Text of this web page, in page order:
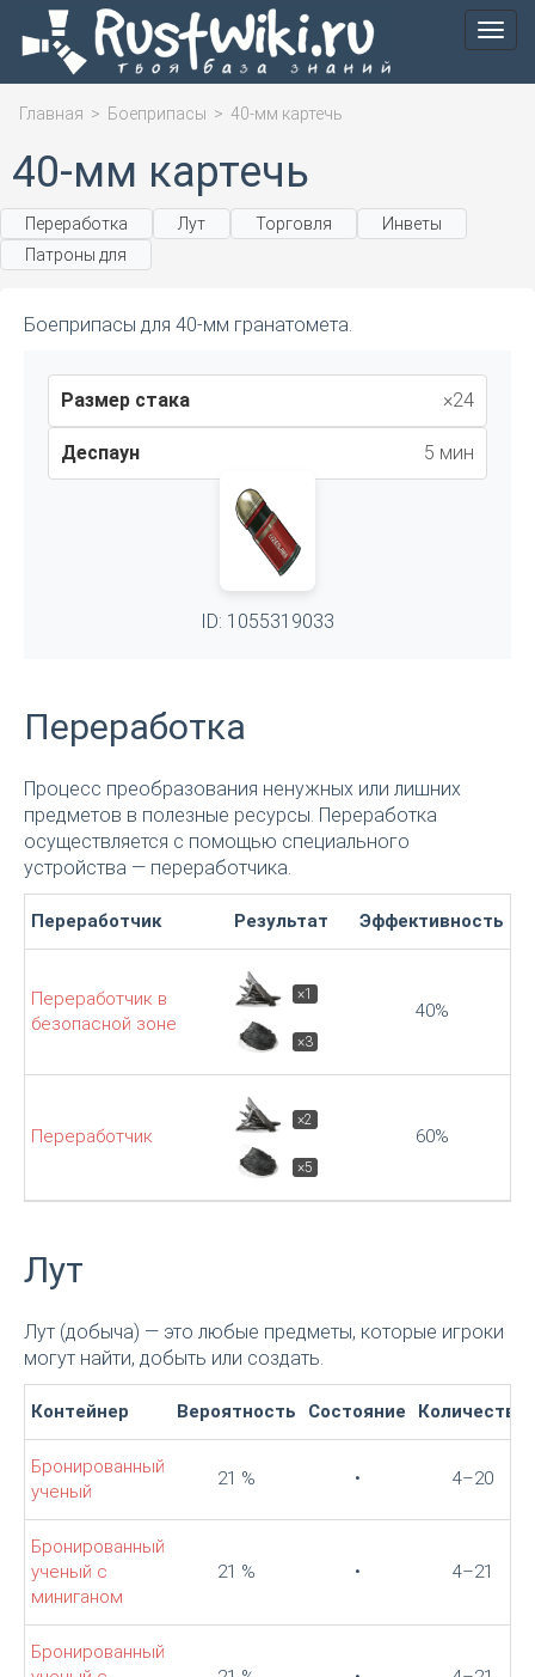
Меню
Главная > Боеприпасы > 40-мм картечь
40-мм картечь
Переработка Лут Торговля
Инветы
Патроны для
Боеприпасы для 40-мм гранатомета.
Размер стака ×24
Деспаун 5 мин
ID: 1055319033
Переработка
Процесс преобразования ненужных или лишних
предметов в полезные ресурсы. Переработка
осуществляется с помощью специального
устройства — переработчика.
Переработчик Результат Эффективность
Переработчик в
безопасной зоне
×1
×3
40%
Переработчик
×2
×5
60%
Лут
Лут (добыча) — это любые предметы, которые игроки
могут найти, добыть или создать.
Контейнер Вероятность Состояние Количество
Бронированный
ученый
21 % • 4–20
Бронированный
ученый с
миниганом
21 % • 4–21
Бронированный